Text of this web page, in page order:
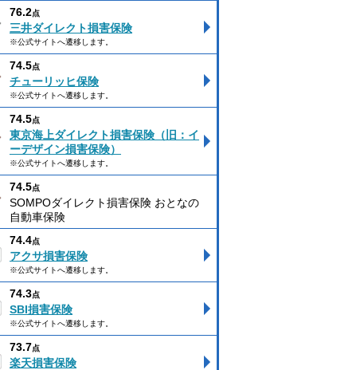
76.2点
三井ダイレクト損害保険
※公式サイトへ遷移します。
74.5点
チューリッヒ保険
※公式サイトへ遷移します。
74.5点
東京海上ダイレクト損害保険（旧：イ
ーデザイン損害保険）
※公式サイトへ遷移します。
74.5点
SOMPOダイレクト損害保険 おとなの
自動車保険
74.4点
アクサ損害保険
※公式サイトへ遷移します。
74.3点
SBI損害保険
※公式サイトへ遷移します。
73.7点
楽天損害保険